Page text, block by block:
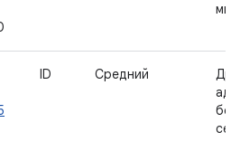
ID Средний